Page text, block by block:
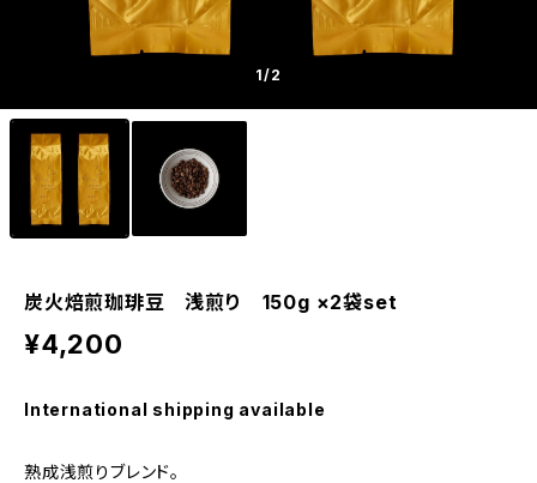
1/2
炭火焙煎珈琲豆 浅煎り 150g ×2袋set
¥4,200
International shipping available
熟成浅煎りブレンド。